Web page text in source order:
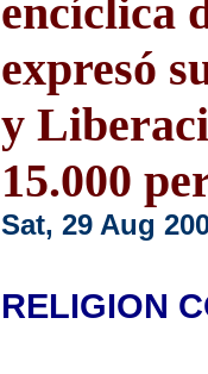
encíclica
expresó
y
15.000
Sat, 29 Aug
RELIGION